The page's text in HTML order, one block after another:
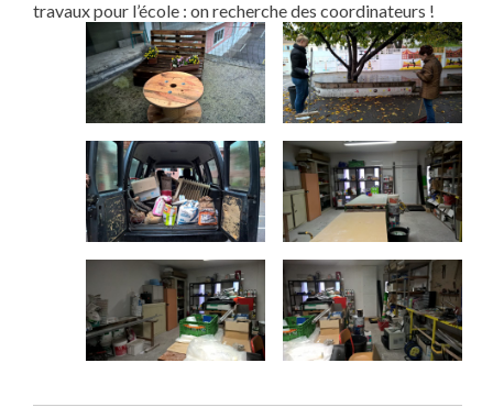
travaux pour l’école : on recherche des coordinateurs !